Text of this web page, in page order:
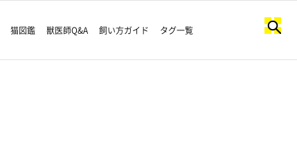
猫図鑑 獣医師Q&A 飼い方ガイド タグ一覧